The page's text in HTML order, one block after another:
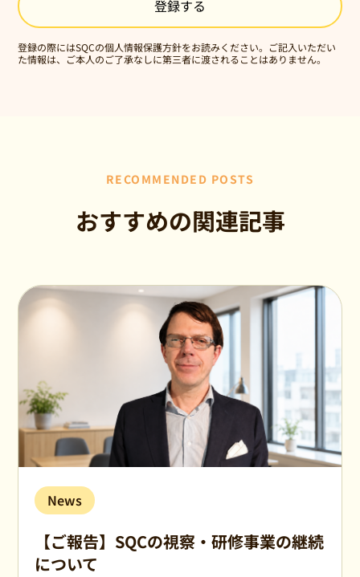
登録の際にはSQCの個人情報保護方針をお読みください。ご記入いただい
た情報は、ご本人のご了承なしに第三者に渡されることはありません。
RECOMMENDED POSTS
おすすめの関連記事
News
【ご報告】SQCの視察・研修事業の継続
について